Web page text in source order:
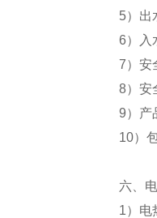
5）出
6）入
7）安
8）安
9）产
10）
六、
1）电